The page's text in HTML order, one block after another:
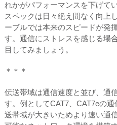
れかがパフォーマンスを下げて
スペックは日々絶え間なく向上
ーブルでは本来のスピードが発
す。通信にストレスを感じる場
目してみましょう。
＊＊＊
伝送帯域は通信速度と並び、通
す。例としてCAT7、CAT7eの
送帯域が大きいためより速い通